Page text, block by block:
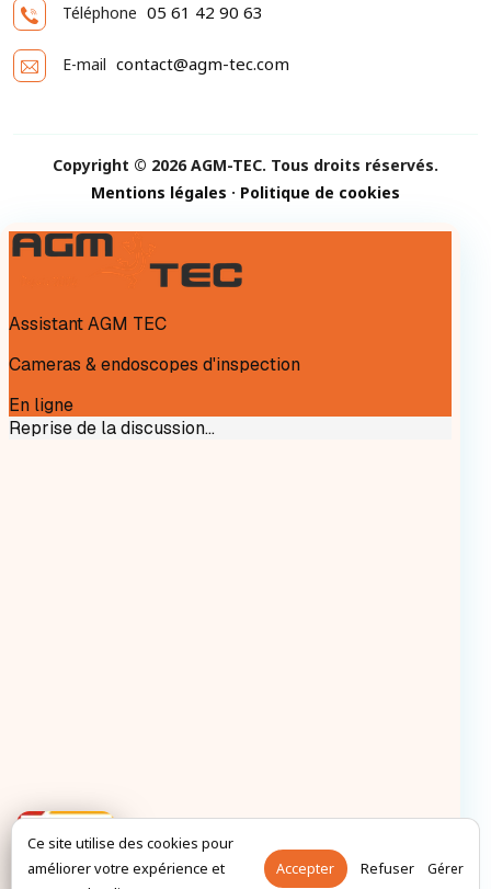
Téléphone 05 61 42 90 63
E-mail contact@agm-tec.com
Copyright © 2026 AGM-TEC. Tous droits réservés.
Mentions légales · Politique de cookies
Ce site utilise des cookies pour
améliorer votre expérience et
Accepter Refuser Gérer